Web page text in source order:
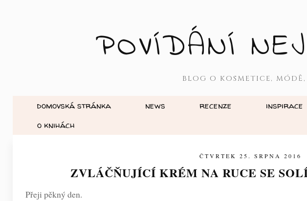
POVÍDÁNÍ
BLOG O KOSMETICE,
domovská stránka news recenze inspirace
o knihách
ČTVRTEK 25. SRPNA 2016
ZVLÁČŇUJÍCÍ KRÉM NA RUCE SE
Přeji pěkný den.